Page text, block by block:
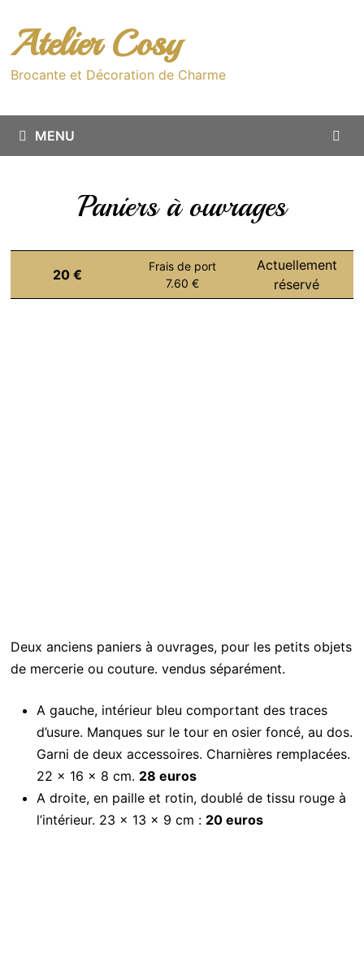
contenu
Atelier Cosy
Brocante et Décoration de Charme
MENU
Paniers à ouvrages
20 €
Frais de port
7.60 €
Actuellement
réservé
Deux anciens paniers à ouvrages, pour les petits objets
de mercerie ou couture. vendus séparément.
A gauche, intérieur bleu comportant des traces
d’usure. Manques sur le tour en osier foncé, au dos.
Garni de deux accessoires. Charnières remplacées.
22 x 16 x 8 cm. 28 euros
A droite, en paille et rotin, doublé de tissu rouge à
l’intérieur. 23 x 13 x 9 cm : 20 euros